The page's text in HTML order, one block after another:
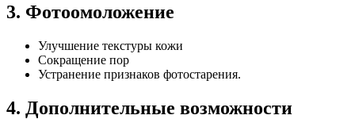
3. Фотоомоложение
Улучшение текстуры кожи
Сокращение пор
Устранение признаков фотостарения.
4. Дополнительные возможности